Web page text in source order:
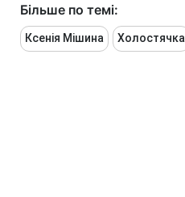
Більше по темі:
Ксенія Мішина Холостячка